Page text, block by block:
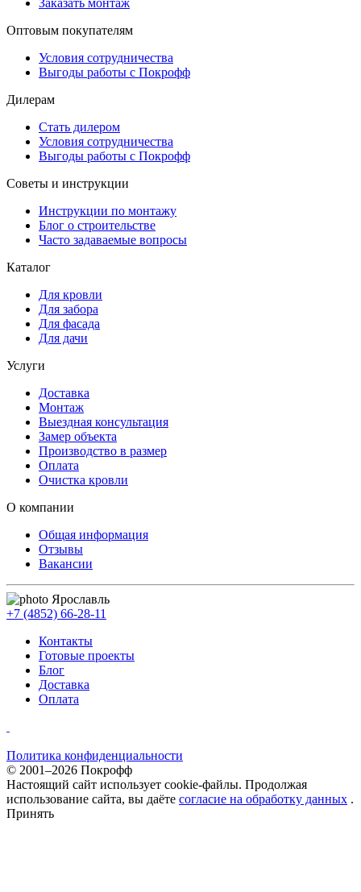
Заказать монтаж
Оптовым покупателям
Условия сотрудничества
Выгоды работы с Покрофф
Дилерам
Стать дилером
Условия сотрудничества
Выгоды работы с Покрофф
Советы и инструкции
Инструкции по монтажу
Блог о строительстве
Часто задаваемые вопросы
Каталог
Для кровли
Для забора
Для фасада
Для дачи
Услуги
Доставка
Монтаж
Выездная консультация
Замер объекта
Производство в размер
Оплата
Очистка кровли
О компании
Общая информация
Отзывы
Вакансии
Ярославль
+7 (4852) 66-28-11
Контакты
Готовые проекты
Блог
Доставка
Оплата
Политика конфиденциальности
© 2001–2026 Покрофф
Настоящий сайт использует cookie-файлы. Продолжая
использование сайта, вы даёте согласие на обработку данных .
Принять